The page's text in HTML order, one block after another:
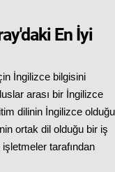
En İyi
İngilizce bilgisini
arası bir İngilizce
dilinin İngilizce olduğu
ortak dil olduğu bir iş
tarafından